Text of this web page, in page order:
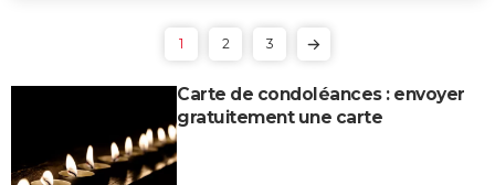
1 2 3
Carte de condoléances : envoyer
gratuitement une carte